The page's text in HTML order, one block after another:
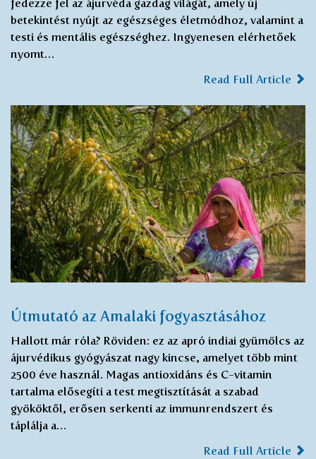
fedezze fel az ájurvéda gazdag világát, amely új
betekintést nyújt az egészséges életmódhoz, valamint a
testi és mentális egészséghez. Ingyenesen elérhetőek
nyomt…
Read Full Article
Útmutató az Amalaki fogyasztásához
Hallott már róla? Röviden: ez az apró indiai gyümölcs az
ájurvédikus gyógyászat nagy kincse, amelyet több mint
2500 éve használ. Magas antioxidáns és C-vitamin
tartalma elősegíti a test megtisztítását a szabad
gyököktől, erősen serkenti az immunrendszert és
táplálja a…
Read Full Article